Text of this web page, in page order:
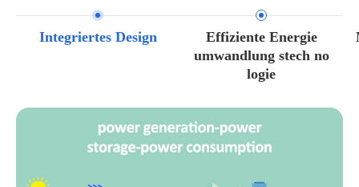
Integriertes Design
Effiziente Energie
umwandlung stech no
logie